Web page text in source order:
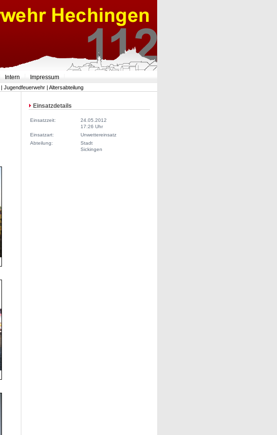
Intern Impressum
| Jugendfeuerwehr | Altersabteilung
Einsatzdetails
Einsatzzeit:
24.05.2012
17:26 Uhr
Einsatzart:
Unwettereinsatz
Abteilung:
Stadt
Sickingen